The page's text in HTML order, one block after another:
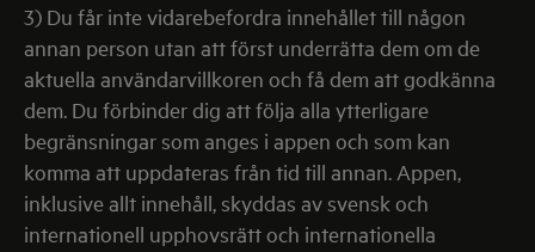
3) Du får inte vidarebefordra innehållet till någon
annan person utan att först underrätta dem om de
aktuella användarvillkoren och få dem att godkänna
dem. Du förbinder dig att följa alla ytterligare
begränsningar som anges i appen och som kan
komma att uppdateras från tid till annan. Appen,
inklusive allt innehåll, skyddas av svensk och
internationell upphovsrätt och internationella